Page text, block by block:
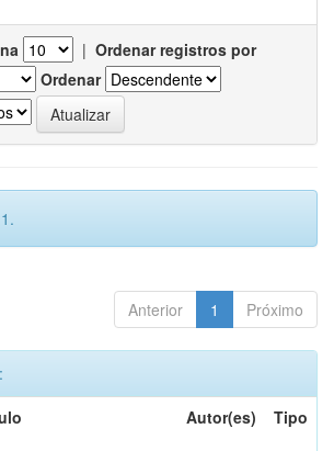
| Ordenar registros por
Ordenar
Anterior 1 Próximo
Autor(es) Tipo